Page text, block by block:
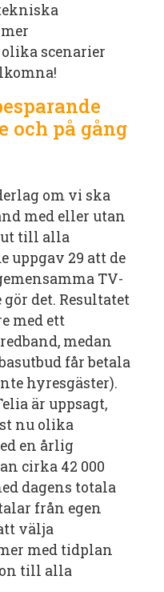
scenarier
och på gång
om vi ska
med eller utan
ut till alla
uppgav 29 att de
TV-
gör det. Resultatet
med ett
medan
får betala
hyresgäster).
är uppsagt,
nu olika
en årlig
cirka 42 000
dagens totala
från egen
välja
med tidplan
till alla